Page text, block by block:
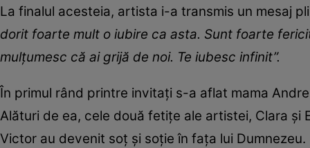
La finalul acesteia, artista i-a transmis un mesaj
dorit foarte mult o iubire ca asta. Sunt foarte
mulțumesc că ai grijă de noi. Te iubesc infinit”.
În primul rând printre invitați s-a aflat mama
Alături de ea, cele două fetițe ale artistei, Clara și
Victor au devenit soț și soție în fața lui Dumnezeu.